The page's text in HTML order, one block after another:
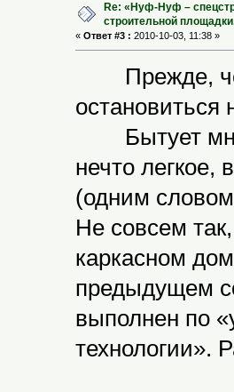
Re: «Нуф-Нуф –
строительной
« Ответ #3 : 2010-10-03, 11:38 »
Прежде, чем
остановиться
Бытует
нечто легкое,
(одним
Не совсем
каркасном
предыдущем
выполнен по
технологии».